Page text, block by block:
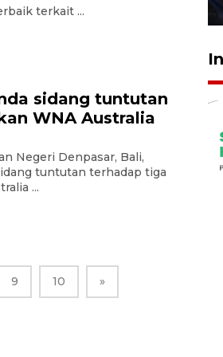
terkait ...
sidang tuntutan
WNA Australia
Negeri Denpasar, Bali,
tuntutan terhadap tiga
...
9 10 »
22:32